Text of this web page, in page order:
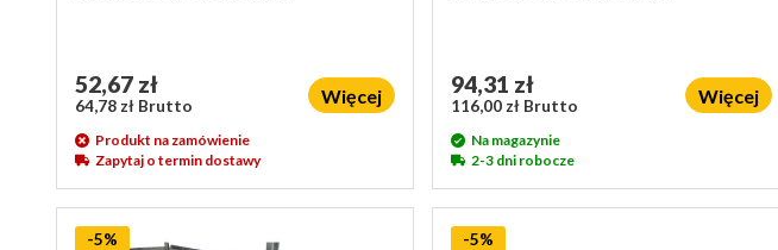
52,67 zł
64,78 zł Brutto Więcej
Produkt na zamówienie
Zapytaj o termin dostawy
94,31 zł
116,00 zł Brutto Więcej
Na magazynie
2-3 dni robocze
-5% -5%